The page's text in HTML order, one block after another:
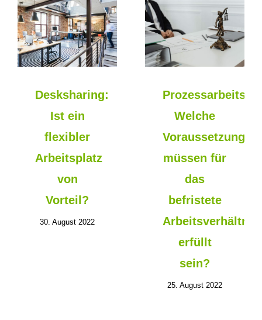
Desksharing:
Ist ein
flexibler
Arbeitsplatz
von
Vorteil?
30. August 2022
Welche
Voraussetzungen
müssen für
das
befristete
Arbeitsverhältnis
erfüllt
sein?
25. August 2022